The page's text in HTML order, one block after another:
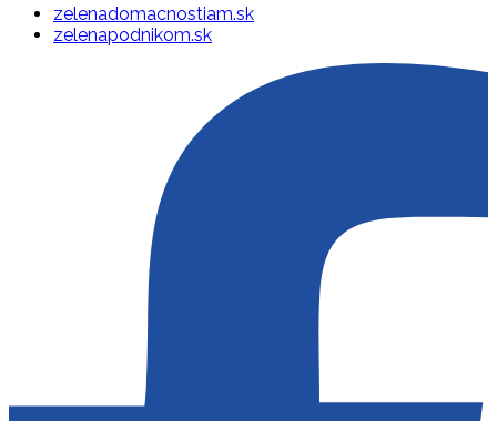
zelenadomacnostiam.sk
zelenapodnikom.sk